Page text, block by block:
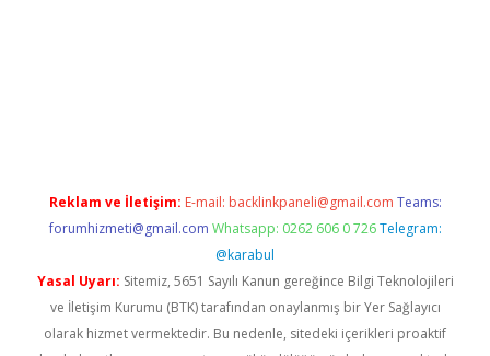
Reklam ve İletişim: E-mail: backlinkpaneli@gmail.com Teams:
forumhizmeti@gmail.com Whatsapp: 0262 606 0 726 Telegram:
@karabul
Yasal Uyarı: Sitemiz, 5651 Sayılı Kanun gereğince Bilgi Teknolojileri
ve İletişim Kurumu (BTK) tarafından onaylanmış bir Yer Sağlayıcı
olarak hizmet vermektedir. Bu nedenle, sitedeki içerikleri proaktif